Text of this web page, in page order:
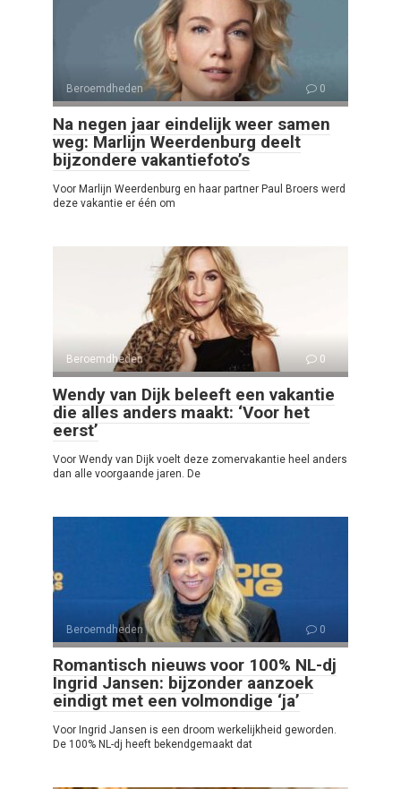
Beroemdheden 0
Na negen jaar eindelijk weer samen
weg: Marlijn Weerdenburg deelt
bijzondere vakantiefoto’s
Voor Marlijn Weerdenburg en haar partner Paul Broers werd
deze vakantie er één om
Beroemdheden 0
Wendy van Dijk beleeft een vakantie
die alles anders maakt: ‘Voor het
eerst’
Voor Wendy van Dijk voelt deze zomervakantie heel anders
dan alle voorgaande jaren. De
Beroemdheden 0
Romantisch nieuws voor 100% NL-dj
Ingrid Jansen: bijzonder aanzoek
eindigt met een volmondige ‘ja’
Voor Ingrid Jansen is een droom werkelijkheid geworden.
De 100% NL-dj heeft bekendgemaakt dat